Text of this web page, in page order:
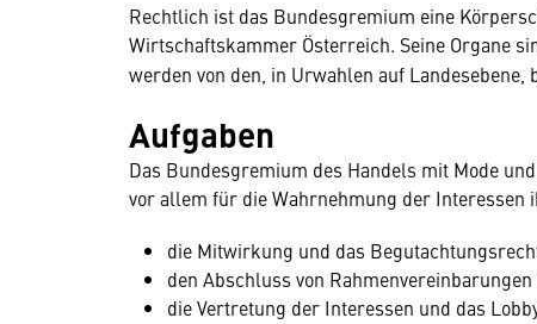
Rechtlich ist das Bundesgremium eine
Wirtschaftskammer Österreich. Seine Organe
werden von den, in Urwahlen auf
Aufgaben
Das Bundesgremium des Handels mit Mode
vor allem für die Wahrnehmung der
die Mitwirkung und das
den Abschluss von
die Vertretung der Interessen und das